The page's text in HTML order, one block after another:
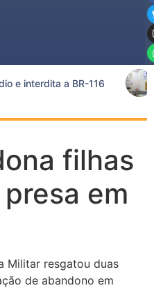
e interdita a BR-116
filhas
em
Militar resgatou duas
de abandono em